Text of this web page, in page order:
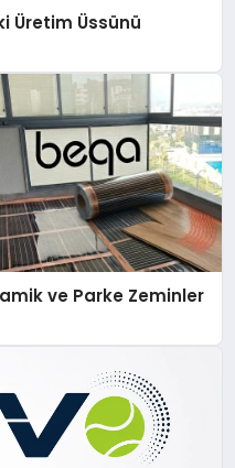
Üretim Üssünü
ve Parke Zeminler